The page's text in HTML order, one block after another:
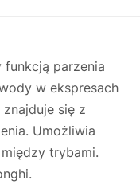
funkcją parzenia
w ekspresach
znajduje się z
Umożliwia
trybami.